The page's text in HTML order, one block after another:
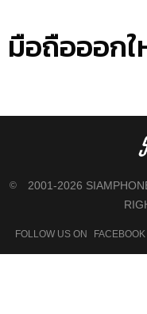
มือถือออกใ
©
2001-2026
FOLLOW US ON FACEBOOK